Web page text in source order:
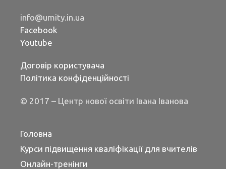
info@umity.in.ua
Facebook
Youtube
Договір користувача
Політика конфіденційності
© 2017 – Центр нової освіти Івана Іванова
Головна
Курси підвищення кваліфікації для вчителів
Онлайн-тренінги